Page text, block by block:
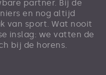
partner. Bij de
en nog altijd
van sport. Wat nooit
inslag: we vatten de
bij de horens.